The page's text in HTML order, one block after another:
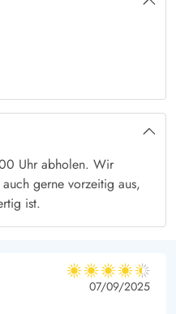
vor dem knisternden
eine wohlige Wärme
einer energiesparenden
ein angenehmes Raumklima
Familie
Autostrand bekannt,
Vejers ist ein lebhafter
Dünen, Heidelandschaft
ausgedehnten
Uhr abholen. Wir
gerne vorzeitig aus,
ist.
4.5 von 5
4.5 von 5
4.5 out of 5
07/09/2025